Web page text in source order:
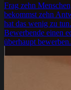
Frag zehn
bekommst zehn
hat das wenig zu
Bewerbende einen
überhaupt bewerben.